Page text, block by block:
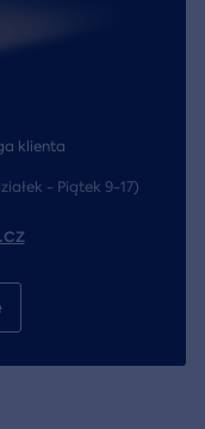
klienta
- Piątek 9-17)